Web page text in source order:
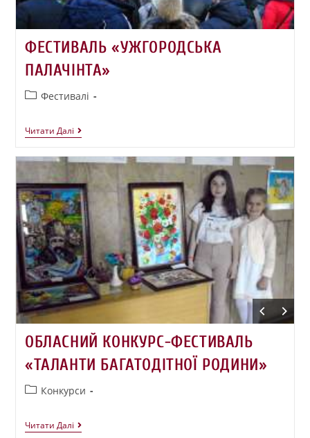
ФЕСТИВАЛЬ «УЖГОРОДСЬКА
ПАЛАЧІНТА»
Фестивалі
Читати Далі
ОБЛАСНИЙ КОНКУРС-ФЕСТИВАЛЬ
«ТАЛАНТИ БАГАТОДІТНОЇ РОДИНИ»
Конкурси
Читати Далі